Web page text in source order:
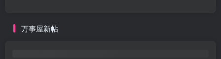
万事屋新帖